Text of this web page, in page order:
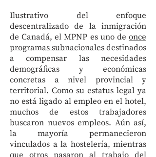
Ilustrativo del enfoque
descentralizado de la inmigración
de Canadá, el MPNP es uno de once
programas subnacionalesdestinados
a compensar las necesidades
demográficas y económicas
concretas a nivel provincial y
territorial. Como su estatus legal ya
no está ligado al empleo en el hotel,
muchos de estos trabajadores
buscaron nuevos empleos. Aún así,
la mayoría permanecieron
vinculados a la hostelería, mientras